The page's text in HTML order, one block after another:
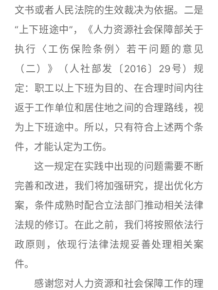
文书或者人民法院的生效裁决为依据。二是
“上下班途中”，《人力资源社会保障部关于
执行〈工伤保险条例〉若干问题的意见
（二）》（人社部发〔2016〕29号）规
定：职工以上下班为目的、在合理时间内往
返于工作单位和居住地之间的合理路线，视
为上下班途中。所以，只有符合上述两个条
件，才能认定为工伤。
这一规定在实践中出现的问题需要不断
完善和改进，我们将加强研究，提出优化方
案，条件成熟时配合立法部门推动相关法律
法规的修订。在此之前，我们将按照依法行
政原则，依现行法律法规妥善处理相关案
件。
感谢您对人力资源和社会保障工作的理